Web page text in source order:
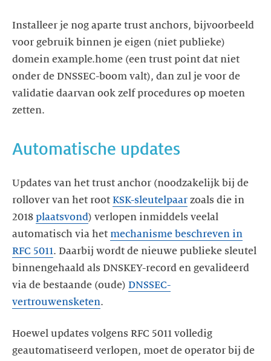
Installeer je nog aparte trust anchors, bijvoorbeeld
voor gebruik binnen je eigen (niet publieke)
domein example.home (een trust point dat niet
onder de DNSSEC-boom valt), dan zul je voor de
validatie daarvan ook zelf procedures op moeten
zetten.
Automatische updates
Updates van het trust anchor (noodzakelijk bij de
rollover van het root KSK-sleutelpaar zoals die in
2018 plaatsvond) verlopen inmiddels veelal
automatisch via het mechanisme beschreven in
RFC 5011. Daarbij wordt de nieuwe publieke sleutel
binnengehaald als DNSKEY-record en gevalideerd
via de bestaande (oude) DNSSEC-
vertrouwensketen.
Hoewel updates volgens RFC 5011 volledig
geautomatiseerd verlopen, moet de operator bij de